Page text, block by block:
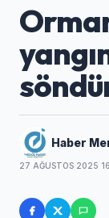
Haber
27 AĞUSTOS 2025